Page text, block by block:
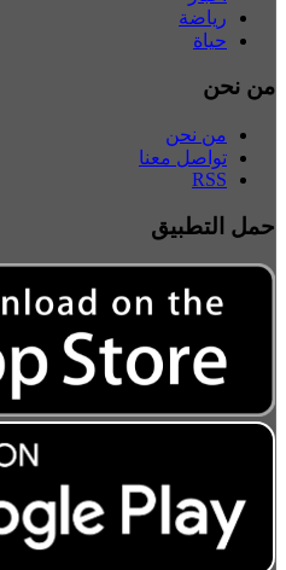
رياضة
حياة
من نحن
من نحن
تواصل معنا
RSS
حمل التطبيق